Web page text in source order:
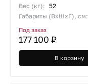
Вес (кг): 52
Габариты (ВхШхГ), см:
Под заказ
177 100 ₽
В корзину